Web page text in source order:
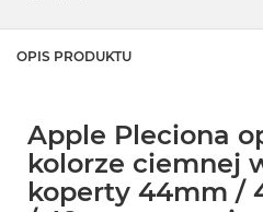
OPIS PRODUKTU
Apple Pleciona
kolorze ciemnej
koperty 44mm /